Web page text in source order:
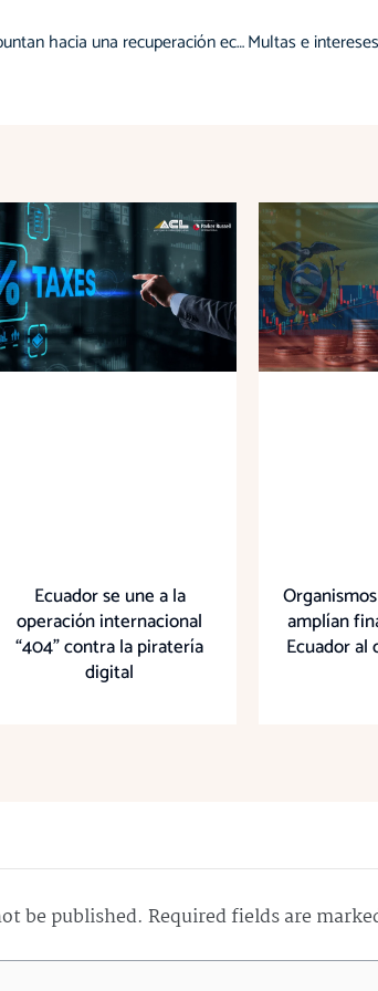
Hay varios indicadores que apuntan hacia una recuperación económica en Ecuador
Ecuador se une a la
operación internacional
“404” contra la piratería
digital
amplían
Ecuador al
be published. Required fields are